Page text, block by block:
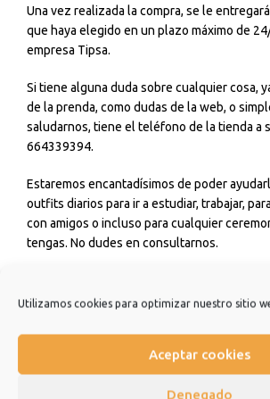
Utilizamos cookies para optimizar nuestro sitio
Aceptar cookies
Denegado
Una vez realizada la compra, se le
que haya elegido en un plazo máximo de
empresa Tipsa.
Si tiene alguna duda sobre cualquier cosa,
de la prenda, como dudas de la web, o
saludarnos, tiene el teléfono de la tienda a
664339394.
Estaremos encantadísimos de poder
outfits diarios para ir a estudiar, trabajar,
con amigos o incluso para cualquier
tengas. No dudes en consultarnos.
tienda y esperamos que sea una